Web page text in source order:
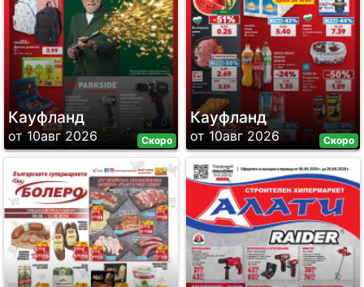
Скоро
Кауфланд
от 10авг 2026 Скоро
Кауфланд
от 10авг 2026